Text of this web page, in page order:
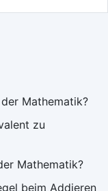
Mathematik?
zu
Mathematik?
beim Addieren